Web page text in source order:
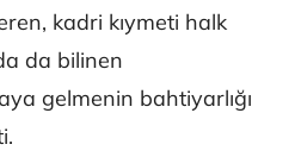
kadri kıymeti halk
da bilinen
gelmenin bahtiyarlığı